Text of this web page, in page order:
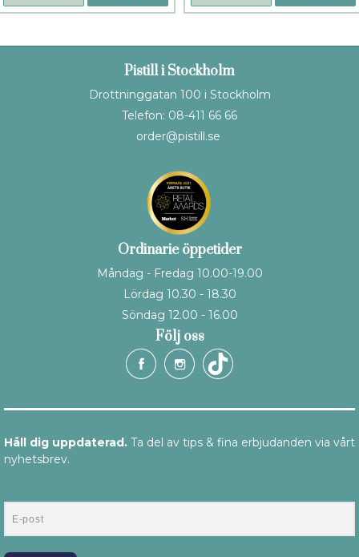
Pistill i Stockholm
Drottninggatan 100 i Stockholm
Telefon: 08-411 66 66
order@pistill.se
Ordinarie öppetider
Måndag - Fredag 10.00-19.00
Lördag 10.30 - 18.30
Söndag 12.00 - 16.00
Följ oss
Håll dig uppdaterad. Ta del av tips & fina erbjudanden via vårt
nyhetsbrev.